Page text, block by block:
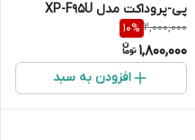
پی-پروداکت مدل XP-F95U
2,000,000
10%
1,800,000
افزودن به سبد